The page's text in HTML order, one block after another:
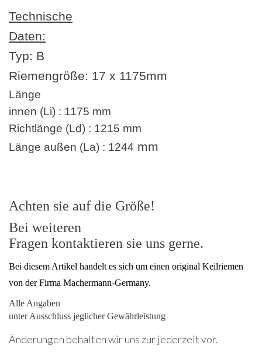
Technische
Daten:
Typ: B
Riemengröße: 17 x 1175mm
Länge
innen (Li) : 1175 mm
Richtlänge (Ld) : 1215 mm
Länge außen (La) : 1244 mm
Achten sie auf die Größe!
Bei weiteren
Fragen kontaktieren sie uns gerne.
Bei diesem Artikel handelt es sich um einen original Keilriemen
von der Firma Machermann-Germany.
Alle Angaben
unter Ausschluss jeglicher Gewährleistung
Änderungen behalten wir uns zur jederzeit vor.